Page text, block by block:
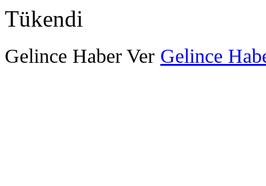
Tükendi
Gelince Haber Ver Gelince